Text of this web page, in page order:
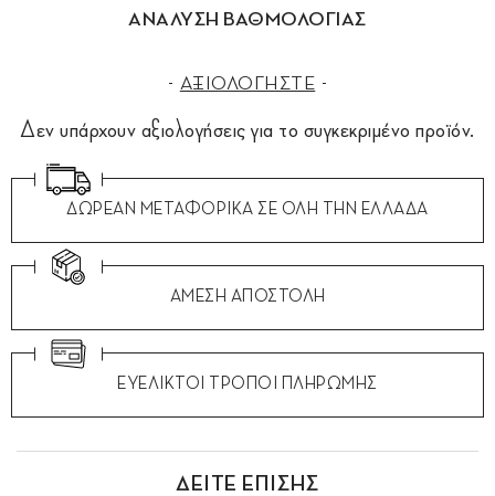
ΑΝΑΛΥΣΗ ΒΑΘΜΟΛΟΓΙΑΣ
ΑΞΙΟΛΟΓΗΣΤΕ
Δεν υπάρχουν αξιολογήσεις για το συγκεκριμένο προϊόν.
ΔΩΡΕΑΝ ΜΕΤΑΦΟΡΙΚΑ ΣΕ ΟΛΗ ΤΗΝ ΕΛΛΑΔΑ
ΑΜΕΣΗ ΑΠΟΣΤΟΛΗ
ΕΥΕΛΙΚΤΟΙ ΤΡΟΠΟΙ ΠΛΗΡΩΜΗΣ
ΔΕΙΤΕ ΕΠΙΣΗΣ